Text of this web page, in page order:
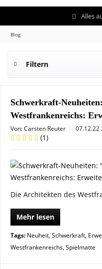
Alles
Blog
Filtern
Schwerkraft-
Westfrankenreichs:
Von: Carsten Reuter 07.12.22
(1)
Die Architekten des
Mehr lesen
Tags: Neuheit, Schwerkraft,
Westfrankenreichs, Spielmatte